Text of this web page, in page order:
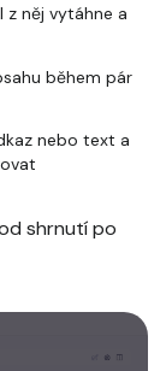
z něj vytáhne a
během pár
nebo text a
shrnutí po